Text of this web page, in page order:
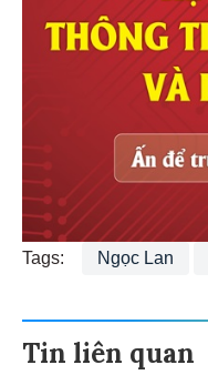
Tags: Ngọc Lan
Tin liên quan